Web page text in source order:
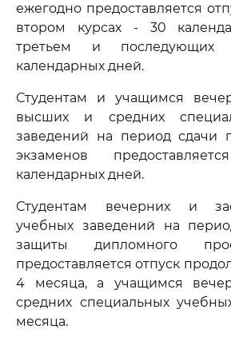
ежегодно предоставляется
втором курсах - 30
третьем и
календарных дней.
Студентам и учащимся
высших и средних
заведений на период сдачи
экзаменов
календарных дней.
Студентам вечерних и
учебных заведений на
защиты дипломного
предоставляется отпуск
4 месяца, а учащимся
средних специальных
месяца.